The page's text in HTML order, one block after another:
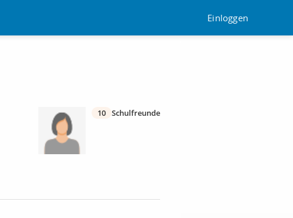
Einloggen
10 Schulfreunde